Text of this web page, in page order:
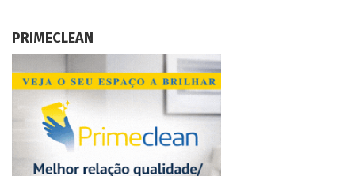
PRIMECLEAN